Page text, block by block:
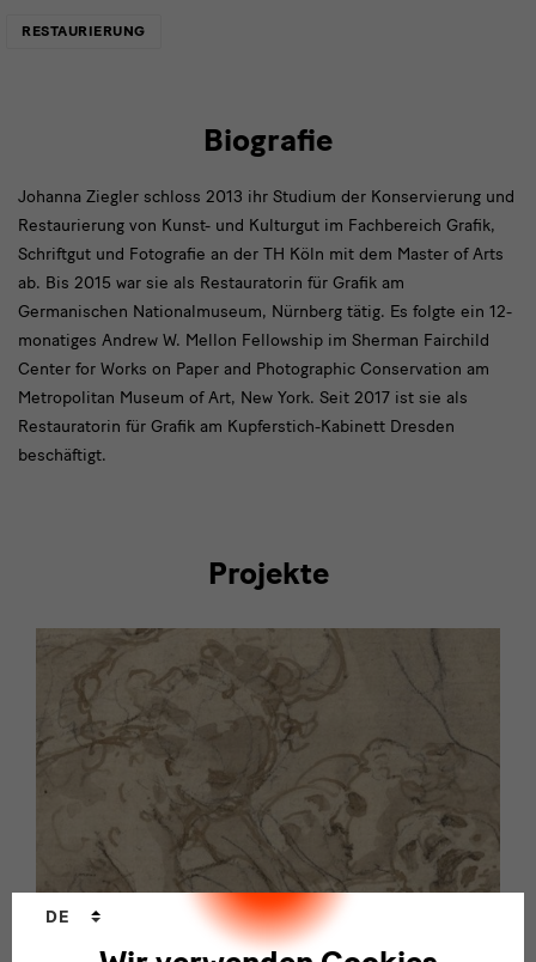
RESTAURIERUNG
Biografie
Johanna Ziegler schloss 2013 ihr Studium der Konservierung und
Restaurierung von Kunst- und Kulturgut im Fachbereich Grafik,
Schriftgut und Fotografie an der TH Köln mit dem Master of Arts
ab. Bis 2015 war sie als Restauratorin für Grafik am
Germanischen Nationalmuseum, Nürnberg tätig. Es folgte ein 12-
monatiges Andrew W. Mellon Fellowship im Sherman Fairchild
Center for Works on Paper and Photographic Conservation am
Metropolitan Museum of Art, New York. Seit 2017 ist sie als
Restauratorin für Grafik am Kupferstich-Kabinett Dresden
beschäftigt.
Projekte
Sprachwechsler
DE